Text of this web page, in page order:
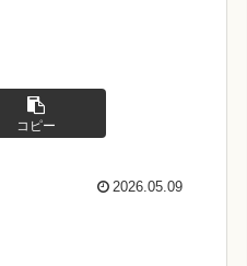
コピー
2026.05.09